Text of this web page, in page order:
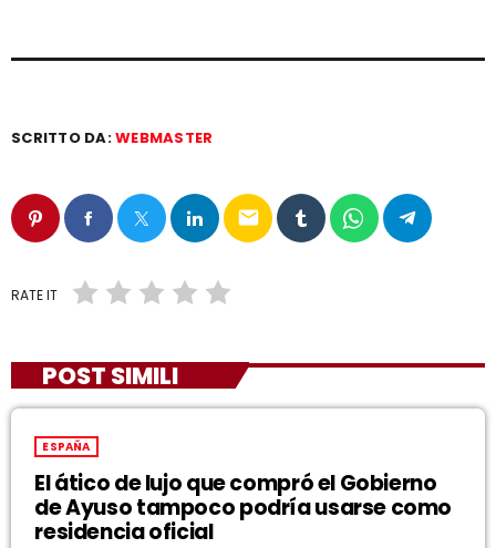
SCRITTO DA:WEBMASTER
email
RATE IT
POST SIMILI
ESPAÑA
El ático de lujo que compró el Gobierno
de Ayuso tampoco podría usarse como
residencia oficial